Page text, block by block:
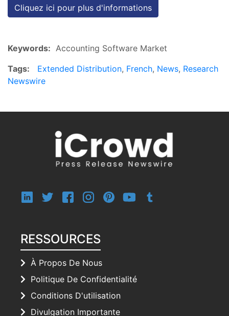
Cliquez ici pour plus d'informations
Keywords: Accounting Software Market
Tags:
Extended Distribution, French, News, Research
Newswire
RESSOURCES
À Propos De Nous
Politique De Confidentialité
Conditions D'utilisation
Divulgation Importante